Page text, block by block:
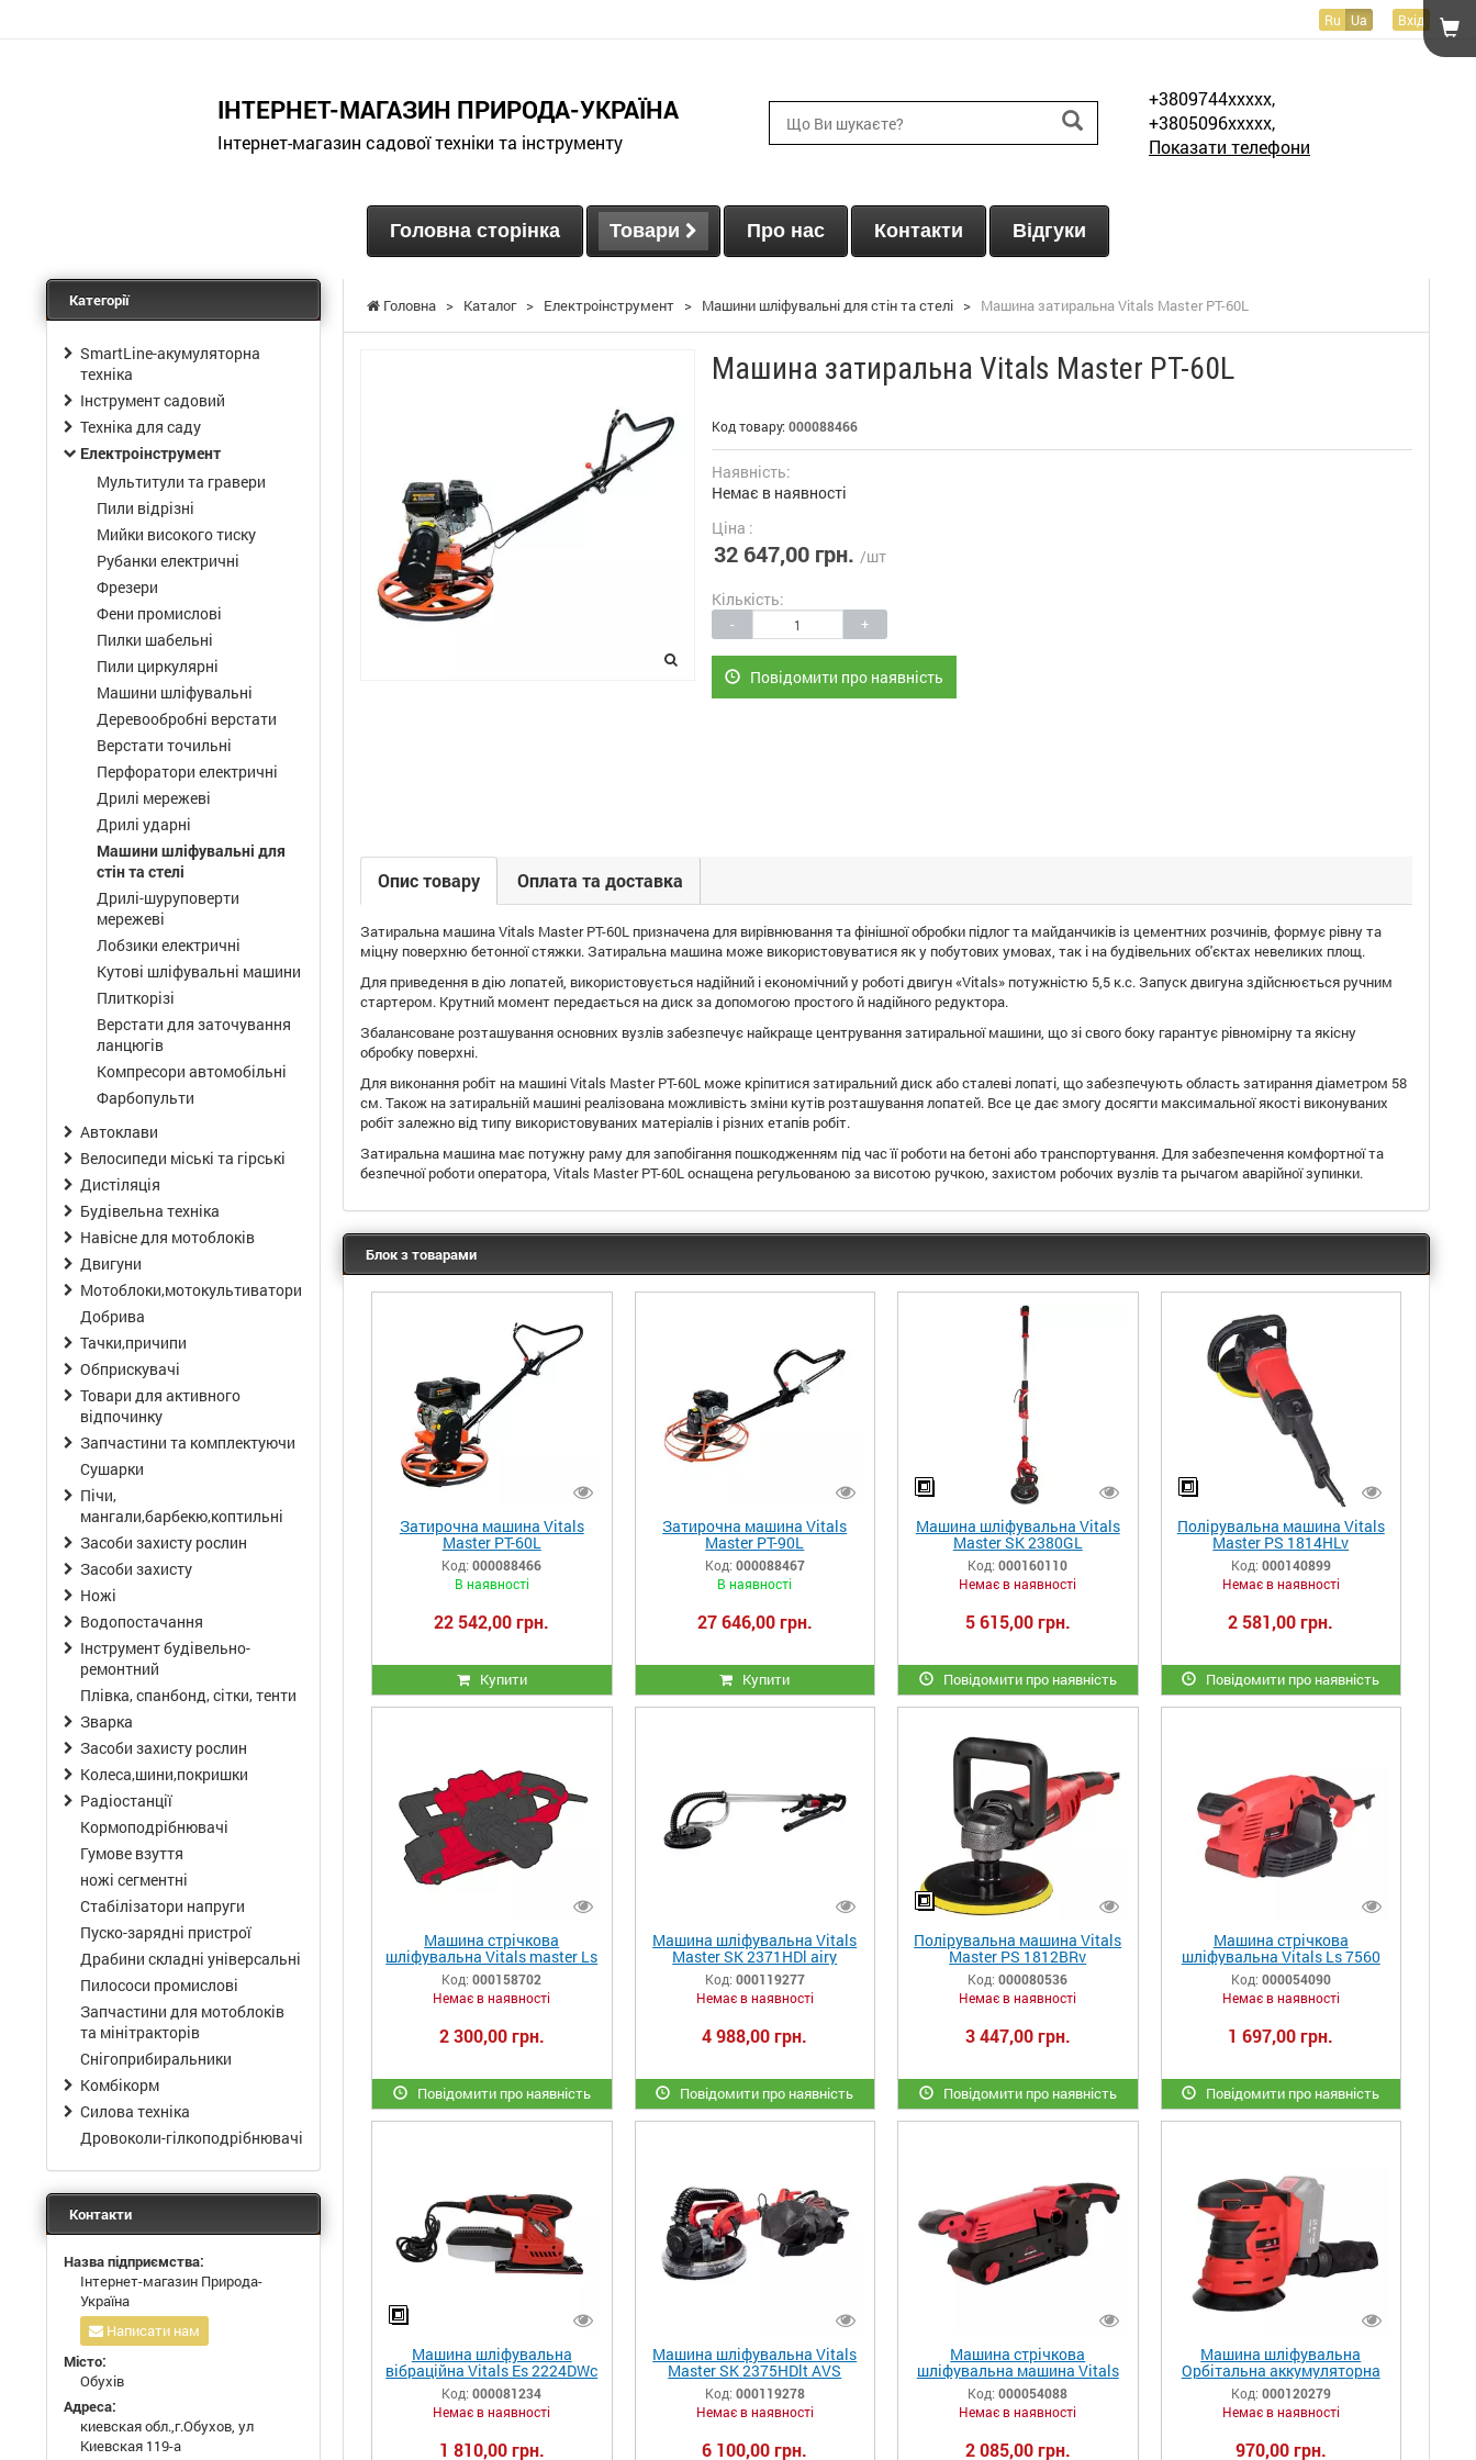
Ru Ua Вхід
ІНТЕРНЕТ-МАГАЗИН ПРИРОДА-УКРАЇНА
Інтернет-магазин садової техніки та інструменту
+3809744xxxxx,
+3805096xxxxx,
Показати телефони
Головна сторінка Товари Про нас Контакти Відгуки
Головна > Каталог > Електроінструмент > Машини шліфувальні для стін та стелі > Машина затиральна Vitals Master PT-60L
Машина затиральна Vitals Master PT-60L
Код товару: 000088466
Наявність:
Немає в наявності
Ціна :
32 647,00 грн. /шт
Кількість:
- +
Повідомити про наявність
Опис товару Оплата та доставка
Затиральна машина Vitals Master PT-60L призначена для вирівнювання та фінішної обробки підлог та майданчиків із цементних розчинів, формує рівну та
міцну поверхню бетонної стяжки. Затиральна машина може використовуватися як у побутових умовах, так і на будівельних об'єктах невеликих площ.
Для приведення в дію лопатей, використовується надійний і економічний у роботі двигун «Vitals» потужністю 5,5 к.с. Запуск двигуна здійснюється ручним
стартером. Крутний момент передається на диск за допомогою простого й надійного редуктора.
Збалансоване розташування основних вузлів забезпечує найкраще центрування затиральної машини, що зі свого боку гарантує рівномірну та якісну
обробку поверхні.
Для виконання робіт на машині Vitals Master PT-60L може кріпитися затиральний диск або сталеві лопаті, що забезпечують область затирання діаметром 58
см. Також на затиральній машині реалізована можливість зміни кутів розташування лопатей. Все це дає змогу досягти максимальної якості виконуваних
робіт залежно від типу використовуваних матеріалів і різних етапів робіт.
Затиральна машина має потужну раму для запобігання пошкодженням під час її роботи на бетоні або транспортування. Для забезпечення комфортної та
безпечної роботи оператора, Vitals Master PT-60L оснащена регульованою за висотою ручкою, захистом робочих вузлів та рычагом аварійної зупинки.
Блок з товарами
Затирочна машина Vitals
Master PT-60L
Код: 000088466
В наявності
22 542,00 грн.
Купити
Затирочна машина Vitals
Master PT-90L
Код: 000088467
В наявності
27 646,00 грн.
Купити
Машина шліфувальна Vitals
Master SK 2380GL
Код: 000160110
Немає в наявності
5 615,00 грн.
Повідомити про наявність
Полірувальна машина Vitals
Master PS 1814HLv
Код: 000140899
Немає в наявності
2 581,00 грн.
Повідомити про наявність
Машина стрічкова
шліфувальна Vitals master Ls
7590 GN
Код: 000158702
Немає в наявності
2 300,00 грн.
Повідомити про наявність
Машина шліфувальна Vitals
Master SK 2371HDl airy
Код: 000119277
Немає в наявності
4 988,00 грн.
Повідомити про наявність
Полірувальна машина Vitals
Master PS 1812BRv
Код: 000080536
Немає в наявності
3 447,00 грн.
Повідомити про наявність
Машина стрічкова
шліфувальна Vitals Ls 7560
XCs
Код: 000054090
Немає в наявності
1 697,00 грн.
Повідомити про наявність
Машина шліфувальна
вібраційна Vitals Es 2224DWc
Код: 000081234
Немає в наявності
1 810,00 грн.
Машина шліфувальна Vitals
Master SK 2375HDlt AVS
Код: 000119278
Немає в наявності
6 100,00 грн.
Машина стрічкова
шліфувальна машина Vitals
Master Ls 7590 XCs
Код: 000054088
Немає в наявності
2 085,00 грн.
Машина шліфувальна
Орбітальна аккумуляторна
Vitals Master AVs 1814P
SmartLine
Код: 000120279
Немає в наявності
970,00 грн.
Категорії
SmartLine-акумуляторна
техніка
Інструмент садовий
Техніка для саду
Електроінструмент
Мультитули та гравери
Пили відрізні
Мийки високого тиску
Рубанки електричні
Фрезери
Фени промислові
Пилки шабельні
Пили циркулярні
Машини шліфувальні
Деревообробні верстати
Верстати точильні
Перфоратори електричні
Дрилі мережеві
Дрилі ударні
Машини шліфувальні для
стін та стелі
Дрилі-шуруповерти
мережеві
Лобзики електричні
Кутові шліфувальні машини
Плиткорізі
Верстати для заточування
ланцюгів
Компресори автомобільні
Фарбопульти
Автоклави
Велосипеди міські та гірські
Дистіляція
Будівельна техніка
Навісне для мотоблоків
Двигуни
Мотоблоки,мотокультиватори
Добрива
Тачки,причипи
Обприскувачі
Товари для активного
відпочинку
Запчастини та комплектуючи
Сушарки
Пічи,
мангали,барбекю,коптильні
Засоби захисту рослин
Засоби захисту
Ножі
Водопостачання
Інструмент будівельно-
ремонтний
Плівка, спанбонд, сітки, тенти
Зварка
Засоби захисту рослин
Колеса,шини,покришки
Радіостанції
Кормоподрібнювачі
Гумове взуття
ножі сегментні
Стабілізатори напруги
Пуско-зарядні пристрої
Драбини складні універсальні
Пилососи промислові
Запчастини для мотоблоків
та мінітракторів
Снігоприбиральники
Комбікорм
Силова техніка
Дровоколи-гілкоподрібнювачі
Контакти
Назва підприємства:
Інтернет-магазин Природа-
Україна
Написати нам
Місто:
Обухів
Адреса:
киевская обл.,г.Обухов, ул
Киевская 119-а